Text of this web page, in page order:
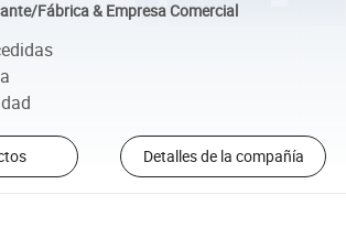
Fábrica & Empresa Comercial
Detalles de la compañía